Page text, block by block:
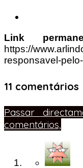
Link
https://
responsavel-
11 comentários
Passar
comentários,